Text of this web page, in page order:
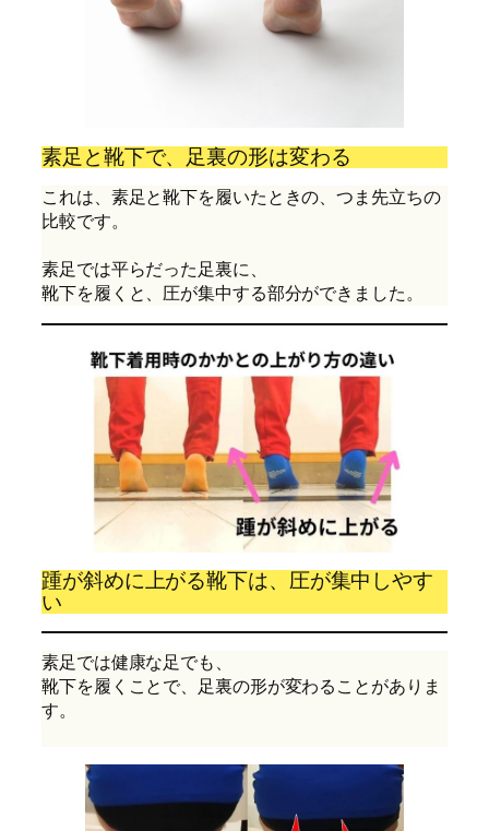
素足と靴下で、足裏の形は変わる
これは、素足と靴下を履いたときの、つま先立ちの
比較です。
素足では平らだった足裏に、
靴下を履くと、圧が集中する部分ができました。
踵が斜めに上がる靴下は、圧が集中しやす
い
素足では健康な足でも、
靴下を履くことで、足裏の形が変わることがありま
す。